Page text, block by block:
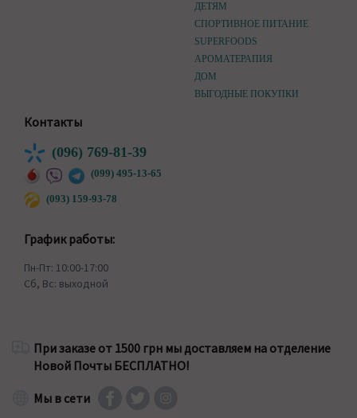
ДЕТЯМ
СПОРТИВНОЕ ПИТАНИЕ
SUPERFOODS
АРОМАТЕРАПИЯ
ДОМ
ВЫГОДНЫЕ ПОКУПКИ
Контакты
(096) 769-81-39
(099) 495-13-65
(093) 159-93-78
График работы:
Пн-Пт: 10:00-17:00
Сб, Вс: выходной
При заказе от 1500 грн мы доставляем на отделение
Новой Почты БЕСПЛАТНО!
Мы в сети